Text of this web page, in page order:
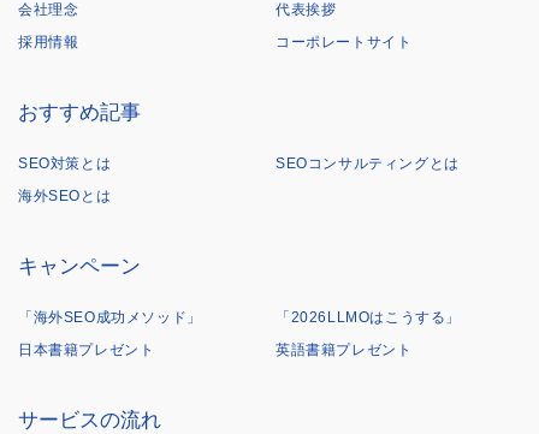
会社理念
代表挨拶
採用情報
コーポレートサイト
おすすめ記事
SEO対策とは
SEOコンサルティングとは
海外SEOとは
キャンペーン
「海外SEO成功メソッド」
「2026LLMOはこうする」
日本書籍プレゼント
英語書籍プレゼント
サービスの流れ